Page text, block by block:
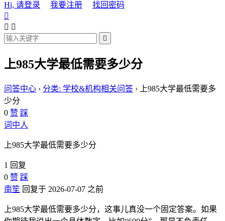
Hi, 请登录 我要注册
找回密码

 

上985大学最低需要多少分
问答中心 › 分类: 学校&机构相关问答 ›
上985大学最低需要多
少分
0 赞 踩
词中人
上985大学最低需要多少分
1 回复
0 赞 踩
南笙 回复于 2026-07-07 之前
上985大学最低需要多少分，这事儿真没一个固定答案。如果